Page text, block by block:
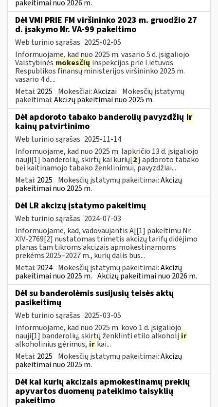
pakeitimai nuo 2026 m.
Dėl VMI PRIE FM viršininko 2023 m. gruodžio 27
d. įsakymo Nr. VA-99 pakeitimo
Web turinio sąrašas 2025-02-05
Informuojame, kad nuo 2025 m. vasario 5 d. įsigaliojo
Valstybinės mokesčių inspekcijos prie Lietuvos
Respublikos finansų ministerijos viršininko 2025 m.
vasario 4 d....
Metai: 2025 Mokesčiai:Akcizai Mokesčių įstatymų
pakeitimai:Akcizų pakeitimai nuo 2025 m.
Dėl apdoroto tabako banderolių pavyzdžių ir
kainų patvirtinimo
Web turinio sąrašas 2025-11-14
Informuojame, kad nuo 2025 m. lapkričio 13 d. įsigaliojo
nauji[1] banderolių, skirtų kai kurių[2] apdoroto tabako
bei kaitinamojo tabako ženklinimui, pavyzdžiai...
Metai: 2025 Mokesčių įstatymų pakeitimai:Akcizų
pakeitimai nuo 2025 m.
Dėl LR akcizų įstatymo pakeitimų
Web turinio sąrašas 2024-07-03
Informuojame, kad, vadovaujantis AĮ[1] pakeitimu Nr.
XIV-2769[2] nustatomas trimetis akcizų tarifų didėjimo
planas tam tikroms akcizais apmokestinamoms
prekėms 2025–2027 m., kurių dalis bus...
Metai: 2024 Mokesčių įstatymų pakeitimai:Akcizų
pakeitimai nuo 2025 m. Akcizų pakeitimai nuo 2026 m.
Dėl su banderolėmis susijusių teisės aktų
pasikeitimų
Web turinio sąrašas 2025-03-05
Informuojame, kad nuo 2025 m. kovo 1 d. įsigaliojo
nauji[1] banderolių, skirtų ženklinti etilo alkoholį ir
alkoholinius gėrimus, ir kai...
Metai: 2025 Mokesčių įstatymų pakeitimai:Akcizų
pakeitimai nuo 2025 m.
Dėl kai kurių akcizais apmokestinamų prekių
apyvartos duomenų pateikimo taisyklių
pakeitimo